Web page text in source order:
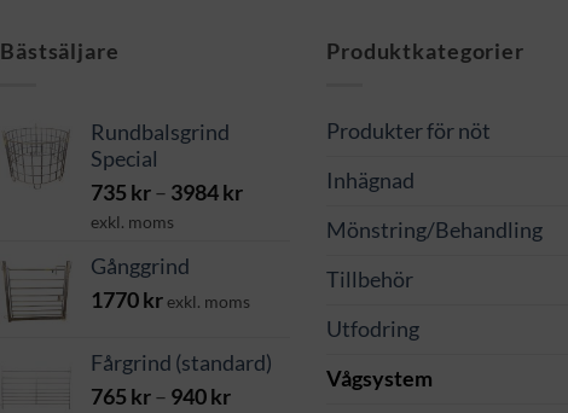
Bästsäljare
Rundbalsgrind
Special
735 kr– 3984krPrisintervall:
exkl. moms
Gånggrind
1770krexkl. moms
Fårgrind (standard)
765 kr– 940krPrisintervall:
Produktkategorier
Produkter för nöt
Inhägnad
Mönstring/Behandling
Tillbehör
Utfodring
Vågsystem